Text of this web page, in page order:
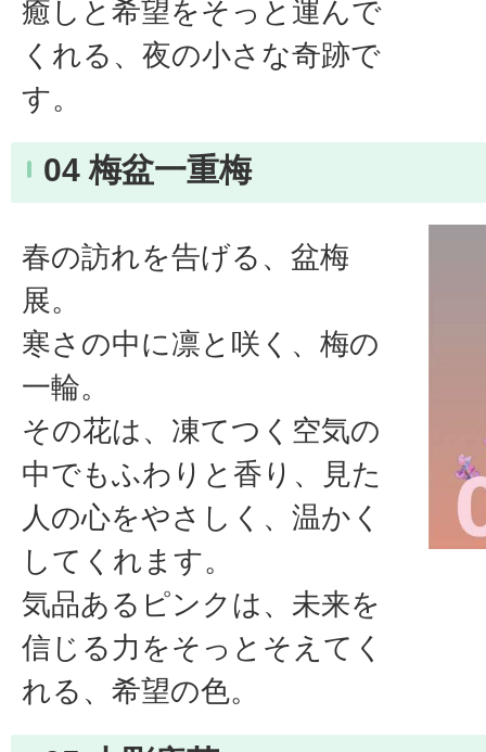
癒しと希望をそっと運んで
くれる、夜の小さな奇跡で
す。
04 梅盆一重梅
春の訪れを告げる、盆梅
展。
寒さの中に凛と咲く、梅の
一輪。
その花は、凍てつく空気の
中でもふわりと香り、見た
人の心をやさしく、温かく
してくれます。
気品あるピンクは、未来を
信じる力をそっとそえてく
れる、希望の色。